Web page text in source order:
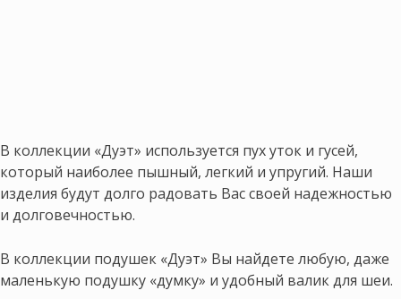
В коллекции «Дуэт» используется пух уток и гусей,
который наиболее пышный, легкий и упругий. Наши
изделия будут долго радовать Вас своей надежностью
и долговечностью.
В коллекции подушек «Дуэт» Вы найдете любую, даже
маленькую подушку «думку» и удобный валик для шеи.